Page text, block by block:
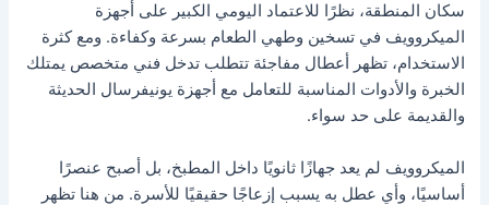
سكان المنطقة، نظرًا للاعتماد اليومي الكبير على أجهزة
الميكروويف في تسخين وطهي الطعام بسرعة وكفاءة. ومع كثرة
الاستخدام، تظهر أعطال مفاجئة تتطلب تدخل فني متخصص يمتلك
الخبرة والأدوات المناسبة للتعامل مع أجهزة يونيفرسال الحديثة
والقديمة على حد سواء.
الميكروويف لم يعد جهازًا ثانويًا داخل المطبخ، بل أصبح عنصرًا
أساسيًا، وأي عطل به يسبب إزعاجًا حقيقيًا للأسرة. من هنا تظهر